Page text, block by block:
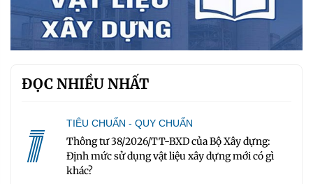
ĐỌC NHIỀU NHẤT
1 TIÊU CHUẨN - QUY CHUẨN
Thông tư 38/2026/TT-BXD của Bộ Xây dựng:
Định mức sử dụng vật liệu xây dựng mới có gì
khác?